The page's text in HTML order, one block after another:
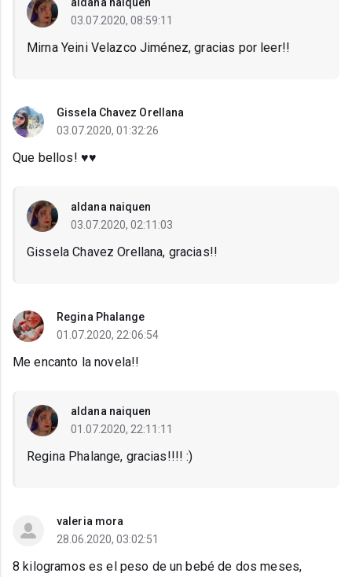
03.07.2020, 08:59:11
Mirna Yeini Velazco Jiménez, gracias por leer!!
Gissela Chavez Orellana
03.07.2020, 01:32:26
Que bellos! ♥️♥️
aldana naiquen
03.07.2020, 02:11:03
Gissela Chavez Orellana, gracias!!
Regina Phalange
01.07.2020, 22:06:54
Me encanto la novela!!
aldana naiquen
01.07.2020, 22:11:11
Regina Phalange, gracias!!!! :)
valeria mora
28.06.2020, 03:02:51
8 kilogramos es el peso de un bebé de dos meses,